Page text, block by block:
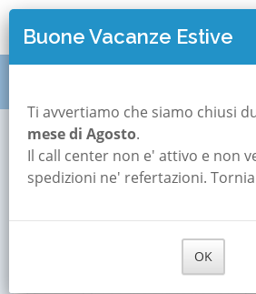
Polisonnografia
Se sospetti di avere
è stata prescritta la
oggi puoi effettuare
tutto comodità a casa tua
Verifica disponibilità
tuo
Inserisci il
Buone Vacanze Estive
Ti avvertiamo che siamo chiusi
mese di Agosto.
Il call center non e' attivo e non
spedizioni ne' refertazioni.
OK